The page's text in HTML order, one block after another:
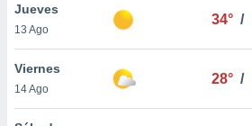
cookies
Jueves
13 Ago
34° /
Viernes
14 Ago
28° /